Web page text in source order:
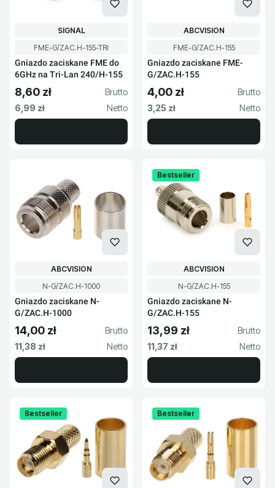
Kod produktu
FME-G/ZAC.H-155-TRI
Gniazdo zaciskane FME do
6GHz na Tri-Lan 240/H-155
PRODUCENT
SIGNAL
Cena brutto
8,60 zł
Cena netto
6,99 zł
Kod produktu
FME-G/ZAC.H-155
Gniazdo zaciskane FME-
G/ZAC.H-155
PRODUCENT
ABCVISION
Cena brutto
4,00 zł
Cena netto
3,25 zł
Kod produktu
N-G/ZAC.H-1000
Gniazdo zaciskane N-
G/ZAC.H-1000
PRODUCENT
ABCVISION
Cena brutto
14,00 zł
Cena netto
11,38 zł
Bestseller
Kod produktu
N-G/ZAC.H-155
Gniazdo zaciskane N-
G/ZAC.H-155
PRODUCENT
ABCVISION
Cena brutto
13,99 zł
Cena netto
11,37 zł
Bestseller Bestseller